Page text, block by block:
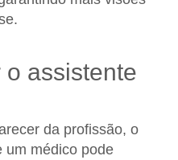
assistente
da profissão, o
um médico pode